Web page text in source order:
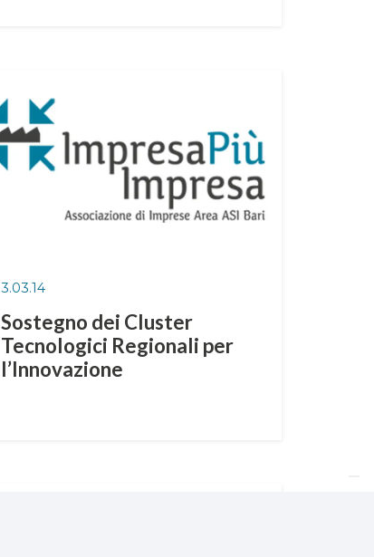
3.03.14
Sostegno dei Cluster
Tecnologici Regionali per
l’Innovazione